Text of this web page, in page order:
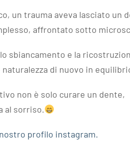
un trauma aveva lasciato
affrontato sotto
sbiancamento e la
di nuovo in
non è solo curare un dente,
al sorriso.
profilo instagram.